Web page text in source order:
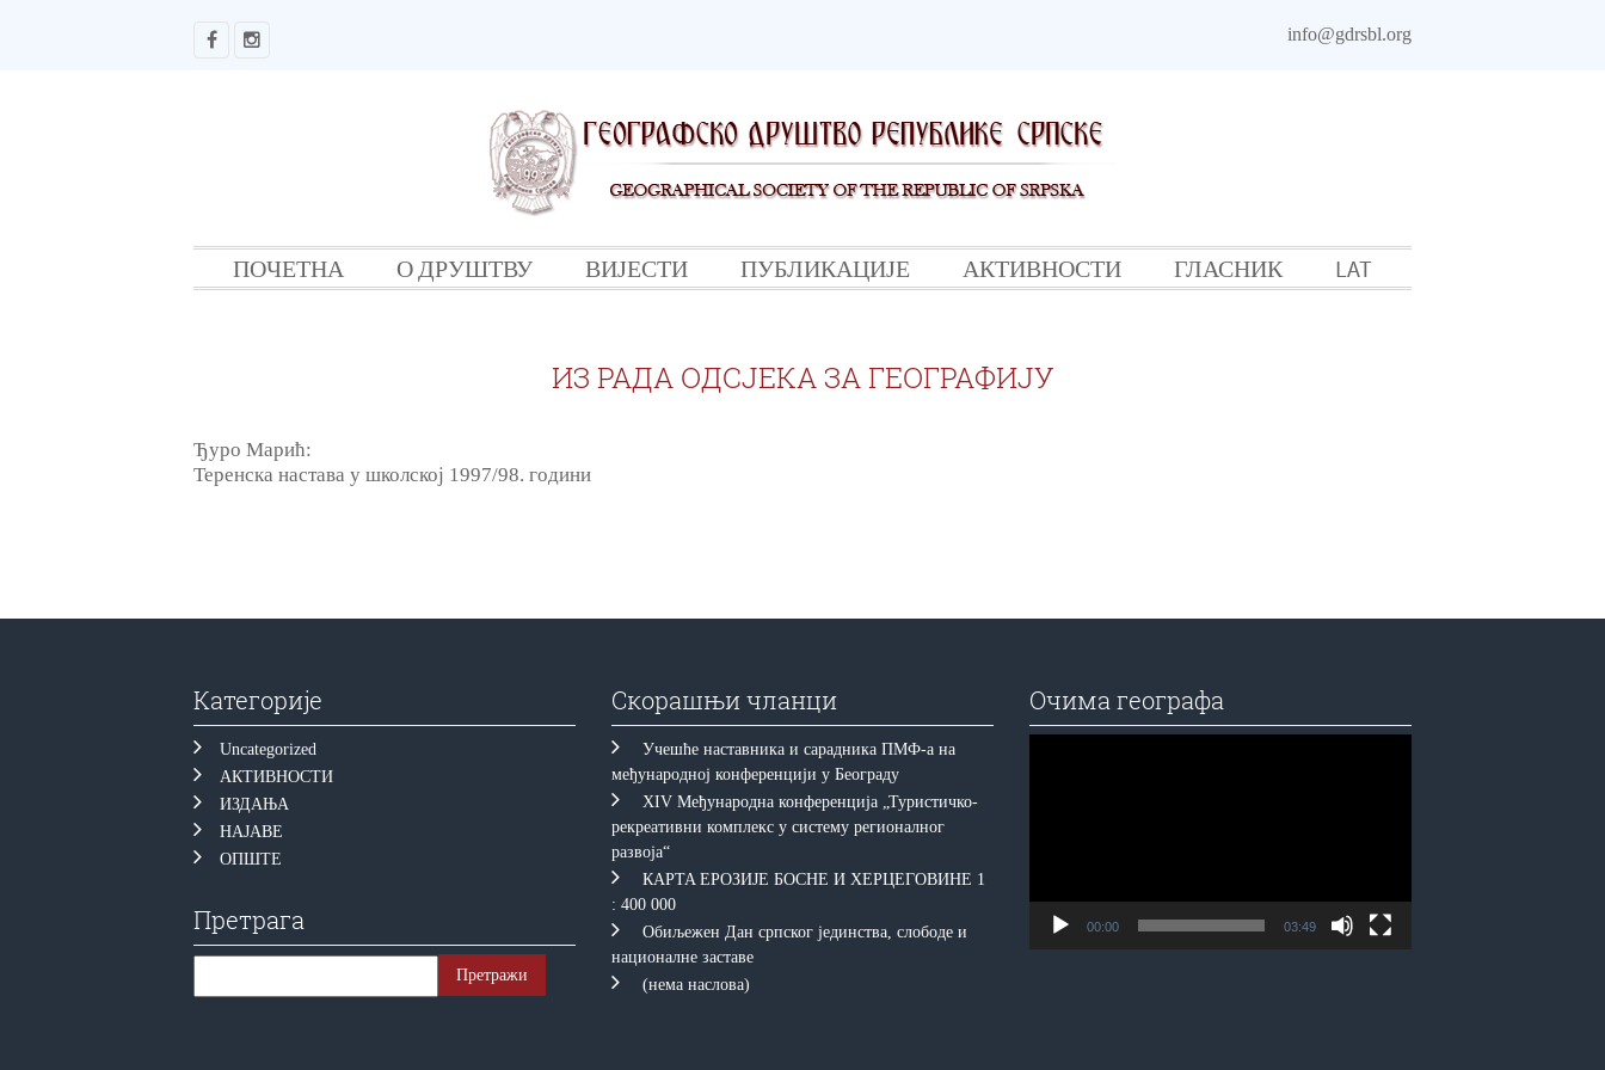
info@gdrsbl.org
ПОЧЕТНА О ДРУШТВУ ВИЈЕСТИ ПУБЛИКАЦИЈЕ АКТИВНОСТИ ГЛАСНИК LAT
ИЗ РАДА ОДСЈЕКА ЗА ГЕОГРАФИЈУ
Ђуро Марић:
Теренска настава у школској 1997/98. години
Категорије
Uncategorized
АКТИВНОСТИ
ИЗДАЊА
НАЈАВЕ
ОПШТЕ
Претрага
Скорашњи чланци
Учешће наставника и сарадника ПМФ-а на
међународној конференцији у Београду
XIV Међународна конференција „Туристичко-
рекреативни комплекс у систему регионалног
развоја“
КAРTA EРOЗИJE БOСНE И ХEРЦEГOВИНE 1
: 400 000
Обиљежен Дан српског јединства, слободе и
националне заставе
(нема наслова)
Очима географа
00:00 03:49